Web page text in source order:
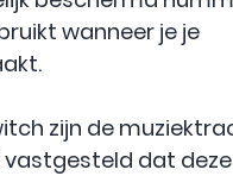
wanneer je je
zijn de
vastgesteld dat deze